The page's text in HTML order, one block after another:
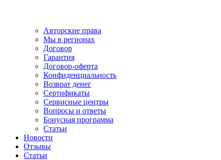
Авторские права
Мы в регионах
Договор
Гарантия
Договор-оферта
Конфиденциальность
Возврат денег
Сертификаты
Сервисные центры
Вопросы и ответы
Бонусная программа
Статьи
Новости
Отзывы
Статьи